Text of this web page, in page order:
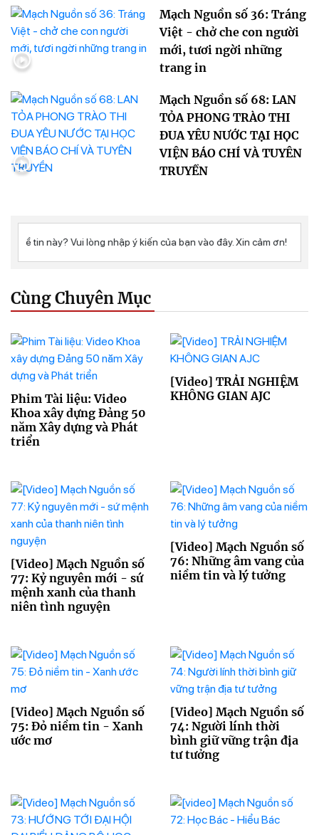
Mạch Nguồn số 36: Tráng
Việt - chở che con người
mới, tươi ngời những
trang in
Mạch Nguồn số 68: LAN
TỎA PHONG TRÀO THI
ĐUA YÊU NƯỚC TẠI HỌC
VIỆN BÁO CHÍ VÀ TUYÊN
TRUYỀN
Cùng Chuyên Mục
Phim Tài liệu: Video
Khoa xây dựng Đảng 50
năm Xây dựng và Phát
triển
[Video] TRẢI NGHIỆM
KHÔNG GIAN AJC
[Video] Mạch Nguồn số
77: Kỷ nguyên mới - sứ
mệnh xanh của thanh
niên tình nguyện
[Video] Mạch Nguồn số
76: Những âm vang của
niềm tin và lý tưởng
[Video] Mạch Nguồn số
75: Đỏ niềm tin - Xanh
ước mơ
[Video] Mạch Nguồn số
74: Người lính thời
bình giữ vững trận địa
tư tưởng